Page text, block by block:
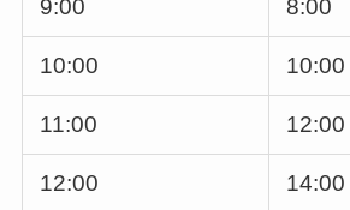
9:00 8:00
10:00 10:00
11:00 12:00
12:00 14:00